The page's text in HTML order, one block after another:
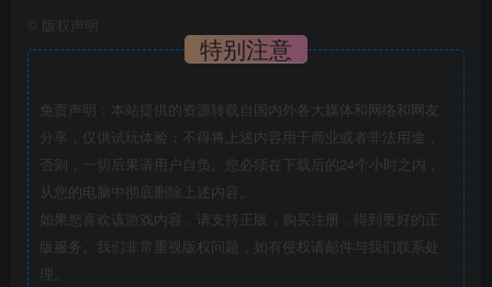
版权声明
特别注意
免责声明：本站提供的资源转载自国内外各大媒体和网络和网友
分享，仅供试玩体验；不得将上述内容用于商业或者非法用途，
否则，一切后果请用户自负。您必须在下载后的24个小时之内，
从您的电脑中彻底删除上述内容。
如果您喜欢该游戏内容，请支持正版，购买注册，得到更好的正
版服务。我们非常重视版权问题，如有侵权请邮件与我们联系处
理。